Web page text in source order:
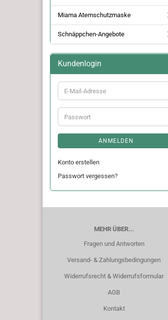
Miama Atemschutzmaske
Schnäppchen-Angebote
Kundenlogin
E-
Mail-
Adresse
Passwort
ANMELDEN
Konto erstellen
Passwort vergessen?
MEHR ÜBER...
Fragen und Antworten
Versand- & Zahlungsbedingungen
Widerrufsrecht & Widerrufsformular
AGB
Kontakt